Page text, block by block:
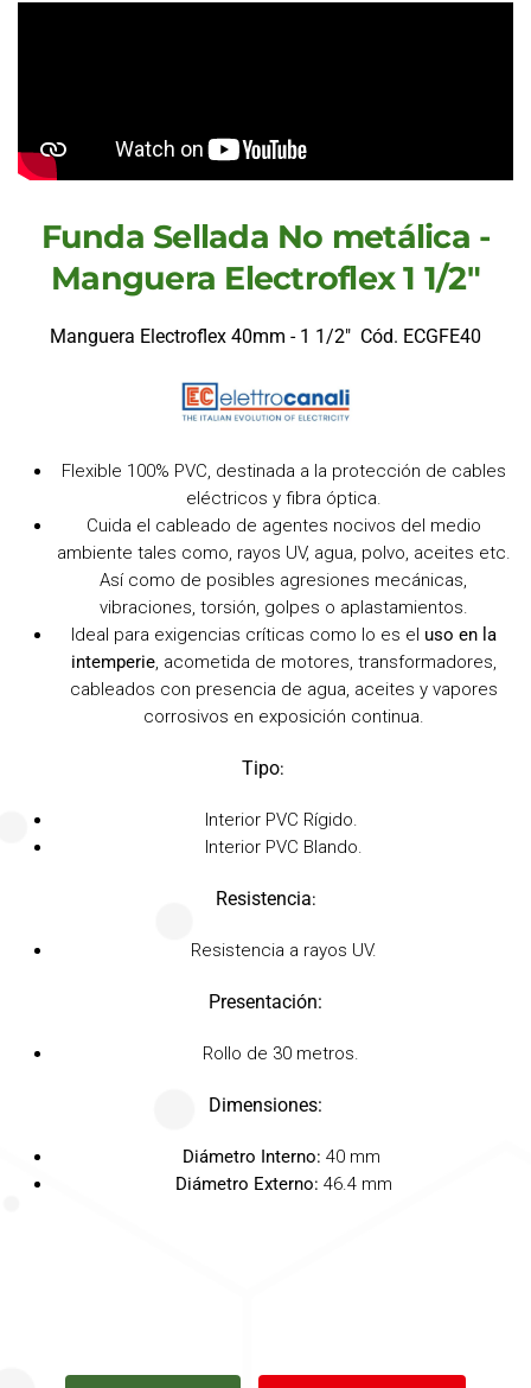
Funda Sellada No metálica -
Manguera Electroflex 1 1/2"
Manguera Electroflex 40mm - 1 1/2" Cód. ECGFE40
Flexible 100% PVC, destinada a la protección de cables
eléctricos y fibra óptica.
Cuida el cableado de agentes nocivos del medio
ambiente tales como, rayos UV, agua, polvo, aceites etc.
Así como de posibles agresiones mecánicas,
vibraciones, torsión, golpes o aplastamientos.
Ideal para exigencias críticas como lo es el uso en la
intemperie, acometida de motores, transformadores,
cableados con presencia de agua, aceites y vapores
corrosivos en exposición continua.
Tipo:
Interior PVC Rígido.
Interior PVC Blando.
Resistencia:
Resistencia a rayos UV.
Presentación:
Rollo de 30 metros.
Dimensiones:
Diámetro Interno: 40 mm
Diámetro Externo: 46.4 mm